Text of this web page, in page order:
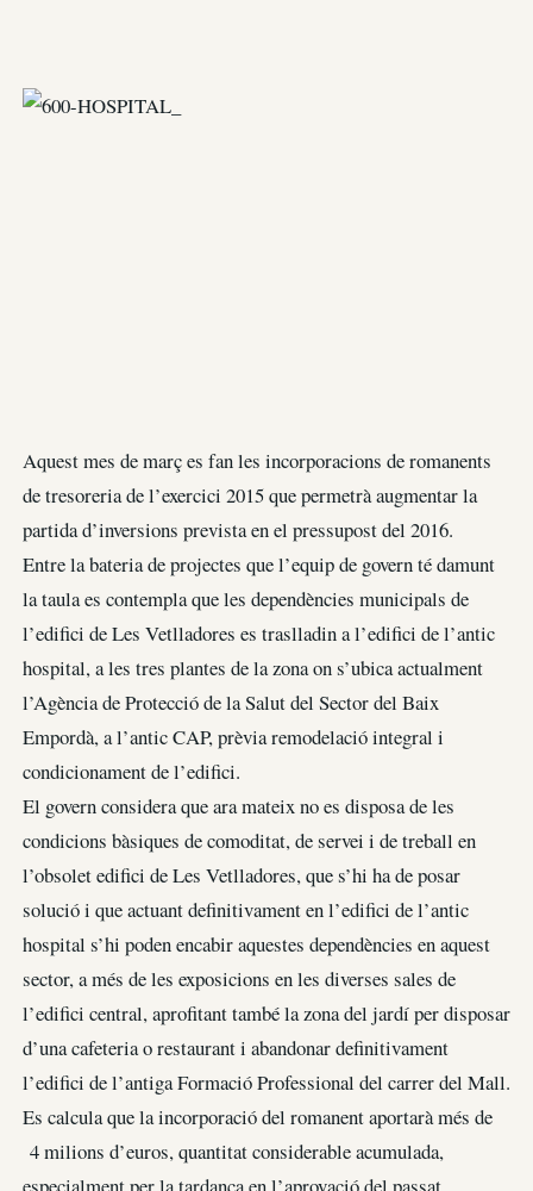
Aquest mes de març es fan les incorporacions de romanents
de tresoreria de l’exercici 2015 que permetrà augmentar la
partida d’inversions prevista en el pressupost del 2016.
Entre la bateria de projectes que l’equip de govern té damunt
la taula es contempla que les dependències municipals de
l’edifici de Les Vetlladores es traslladin a l’edifici de l’antic
hospital, a les tres plantes de la zona on s’ubica actualment
l’Agència de Protecció de la Salut del Sector del Baix
Empordà, a l’antic CAP, prèvia remodelació integral i
condicionament de l’edifici.
El govern considera que ara mateix no es disposa de les
condicions bàsiques de comoditat, de servei i de treball en
l’obsolet edifici de Les Vetlladores, que s’hi ha de posar
solució i que actuant definitivament en l’edifici de l’antic
hospital s’hi poden encabir aquestes dependències en aquest
sector, a més de les exposicions en les diverses sales de
l’edifici central, aprofitant també la zona del jardí per disposar
d’una cafeteria o restaurant i abandonar definitivament
l’edifici de l’antiga Formació Professional del carrer del Mall.
Es calcula que la incorporació del romanent aportarà més de
4 milions d’euros, quantitat considerable acumulada,